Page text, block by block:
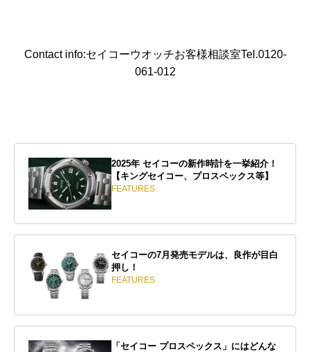
Contact info:セイコーウオッチお客様相談室Tel.0120-
061-012
2025年 セイコーの新作時計を一挙紹介！
【キングセイコー、プロスペックス等】
FEATURES
セイコーの7月発売モデルは、良作が目白
押し！
FEATURES
「セイコー プロスペックス」にはどんな